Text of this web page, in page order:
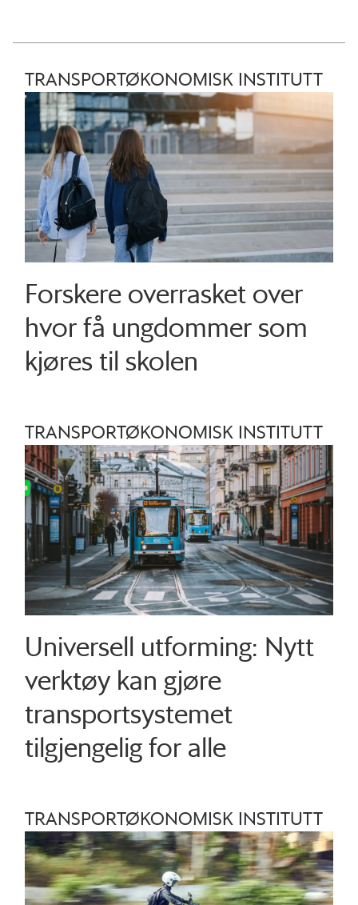
TRANSPORTØKONOMISK INSTITUTT
Forskere overrasket over
hvor få ungdommer som
kjøres til skolen
TRANSPORTØKONOMISK INSTITUTT
Universell utforming: Nytt
verktøy kan gjøre
transportsystemet
tilgjengelig for alle
TRANSPORTØKONOMISK INSTITUTT